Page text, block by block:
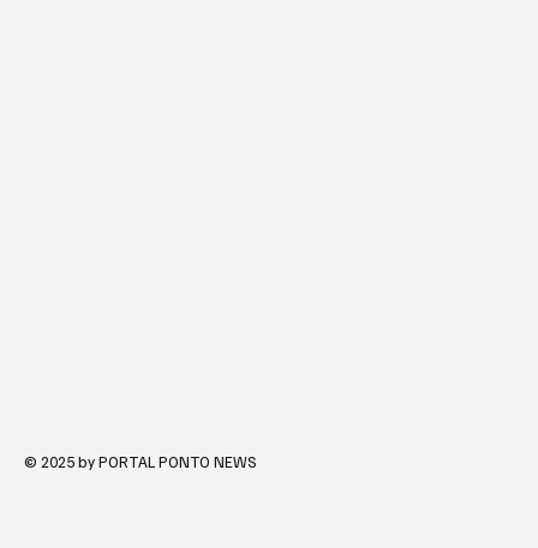
© 2025 by PORTAL PONTO NEWS